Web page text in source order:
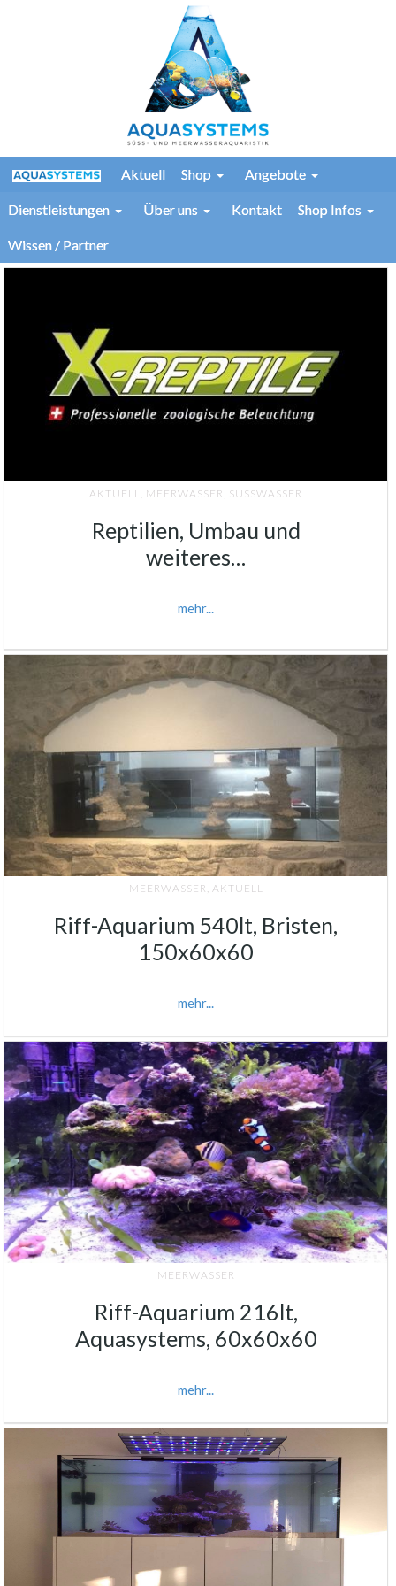
Aktuell Shop Angebote
Dienstleistungen Über uns Kontakt Shop Infos
Wissen / Partner
AKTUELL MEERWASSER SÜSSWASSER
Reptilien, Umbau und
weiteres…
mehr...
MEERWASSER , AKTUELL
Riff-Aquarium 540lt, Bristen,
150x60x60
mehr...
MEERWASSER
Riff-Aquarium 216lt,
Aquasystems, 60x60x60
mehr...